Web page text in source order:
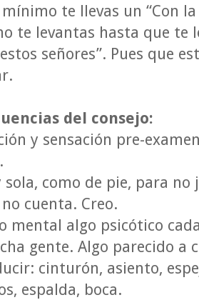
te llevas un “Con
te levantas hasta que te
señores”. Pues que
del consejo:
y sensación pre-
sola, como de pie, para
cuenta. Creo.
mental algo psicótico
gente. Algo parecido a
cinturón, asiento,
espalda, boca.